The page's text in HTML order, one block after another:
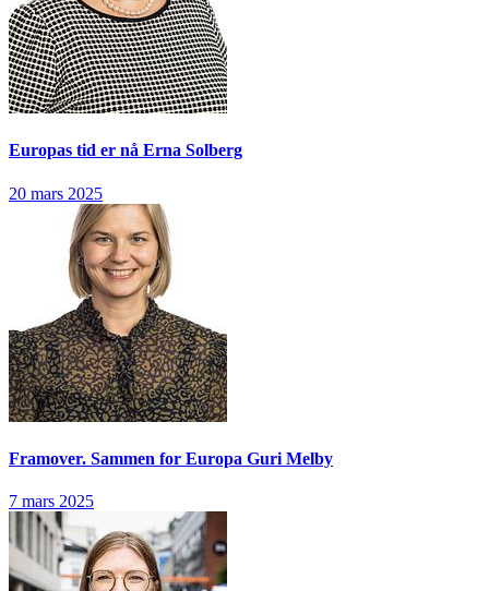
Europas tid er nå Erna Solberg
20 mars 2025
Framover. Sammen for Europa Guri Melby
7 mars 2025